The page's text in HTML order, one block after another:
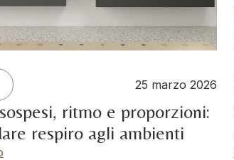
25 marzo 2026
ritmo e proporzioni:
respiro agli ambienti